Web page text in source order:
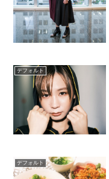
デフォルト
デフォルト